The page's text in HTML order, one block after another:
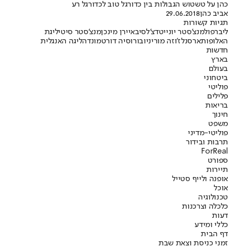
כהן על טשטוש הגבולות בין כדורגל טוב לכדורגל רע
אביב כהן29.06.2018
תגיות קשורות
ליברפולמנצ'סטר יונייטדצ'לסיבאיירן מינכןמנצ'סטר סיטיליגת
האלופותארסנלז'וזה מוריניובורוסיה דורטמונדהליגה האנגלית
חדשות
בארץ
בעולם
ביטחוני
פוליטי
פלילים
בריאות
חינוך
משפט
פוליטי-מדיני
תרבות ובידור
ForReal
ספורט
תיירות
אופנה ולייף סטייל
אוכל
טכנולוגיה
כלכלה וצרכנות
דעות
כללי ומידע
דף הבית
זמני כניסת וצאת שבת